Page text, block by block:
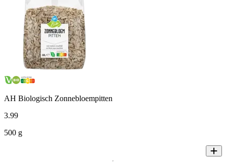
AH Biologisch Zonnebloempitten
3.99
500 g